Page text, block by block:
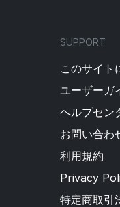
SUPPORT
このサイト
ユーザーガ
ヘルプセン
お問い合わ
利用規約
Privacy
特定商取引